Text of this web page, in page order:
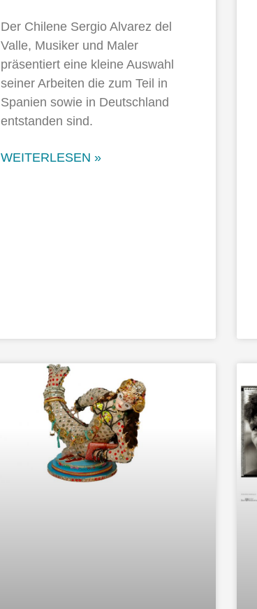
Der Chilene Sergio Alvarez del
Valle, Musiker und Maler
präsentiert eine kleine Auswahl
seiner Arbeiten die zum Teil in
Spanien sowie in Deutschland
entstanden sind.
WEITERLESEN »